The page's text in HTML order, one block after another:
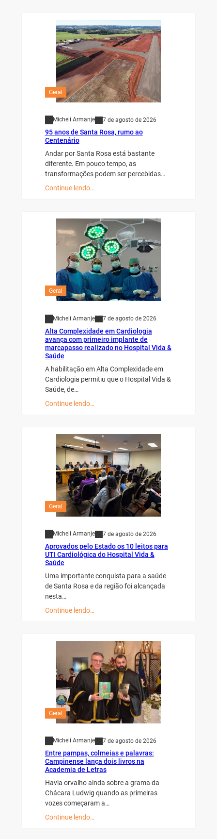
Geral
Micheli Armanje 7 de agosto de 2026
95 anos de Santa Rosa, rumo ao
Centenário
Andar por Santa Rosa está bastante
diferente. Em pouco tempo, as
transformações podem ser percebidas…
Continue lendo…
Geral
Micheli Armanje 7 de agosto de 2026
Alta Complexidade em Cardiologia
avança com primeiro implante de
marcapasso realizado no Hospital Vida &
Saúde
A habilitação em Alta Complexidade em
Cardiologia permitiu que o Hospital Vida &
Saúde, de…
Continue lendo…
Geral
Micheli Armanje 7 de agosto de 2026
Aprovados pelo Estado os 10 leitos para
UTI Cardiológica do Hospital Vida &
Saúde
Uma importante conquista para a saúde
de Santa Rosa e da região foi alcançada
nesta…
Continue lendo…
Geral
Micheli Armanje 7 de agosto de 2026
Entre pampas, colmeias e palavras:
Campinense lança dois livros na
Academia de Letras
Havia orvalho ainda sobre a grama da
Chácara Ludwig quando as primeiras
vozes começaram a…
Continue lendo…